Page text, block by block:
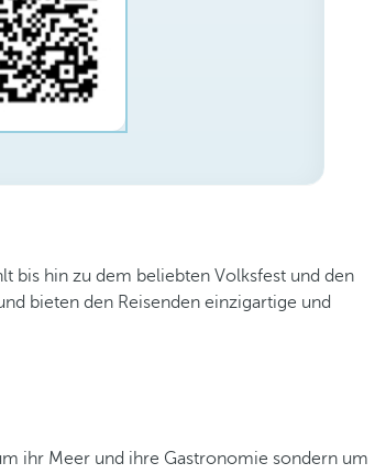
bis hin zu dem beliebten Volksfest und den
bieten den Reisenden einzigartige und
ihr Meer und ihre Gastronomie sondern um